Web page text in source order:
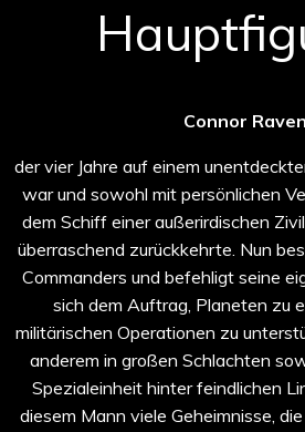
Connor
der vier Jahre auf einem
war und sowohl mit persönlichen
dem Schiff einer außerirdischen
überraschend zurückkehrte. Nun
Commanders und befehligt seine
sich dem Auftrag, Planeten zu
militärischen Operationen zu
anderem in großen Schlachten
Spezialeinheit hinter feindlichen
diesem Mann viele Geheimnisse,